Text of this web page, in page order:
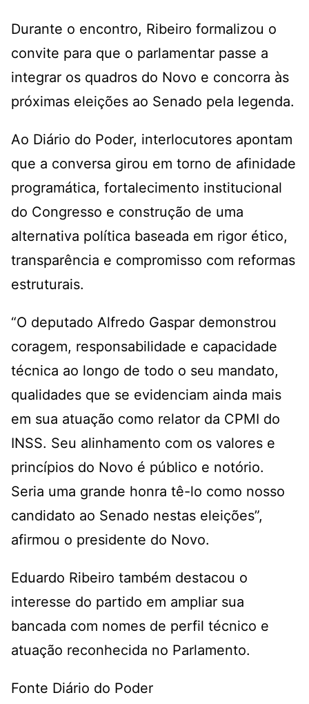
Durante o encontro, Ribeiro formalizou o
convite para que o parlamentar passe a
integrar os quadros do Novo e concorra às
próximas eleições ao Senado pela legenda.
Ao Diário do Poder, interlocutores apontam
que a conversa girou em torno de afinidade
programática, fortalecimento institucional
do Congresso e construção de uma
alternativa política baseada em rigor ético,
transparência e compromisso com reformas
estruturais.
“O deputado Alfredo Gaspar demonstrou
coragem, responsabilidade e capacidade
técnica ao longo de todo o seu mandato,
qualidades que se evidenciam ainda mais
em sua atuação como relator da CPMI do
INSS. Seu alinhamento com os valores e
princípios do Novo é público e notório.
Seria uma grande honra tê-lo como nosso
candidato ao Senado nestas eleições”,
afirmou o presidente do Novo.
Eduardo Ribeiro também destacou o
interesse do partido em ampliar sua
bancada com nomes de perfil técnico e
atuação reconhecida no Parlamento.
Fonte Diário do Poder